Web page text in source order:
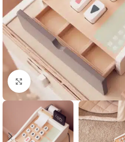
Klik om te vergroten